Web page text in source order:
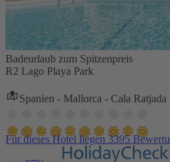
Badeurlaub zum Spitzenpreis
R2 Lago Playa Park
Spanien - Mallorca - Cala Ratjada
Für dieses Hotel liegen 3395